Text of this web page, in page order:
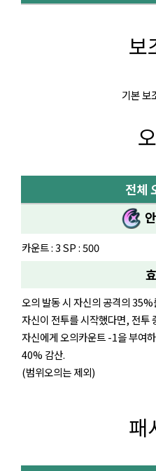
보
기본 보
전체
카운트 : 3 SP : 500
오의 발동 시 자신의 공격의 35%
자신이 전투를 시작했다면, 전투
자신에게 오의카운트 -1을 부여
40% 감산.
(범위오의는 제외)
패